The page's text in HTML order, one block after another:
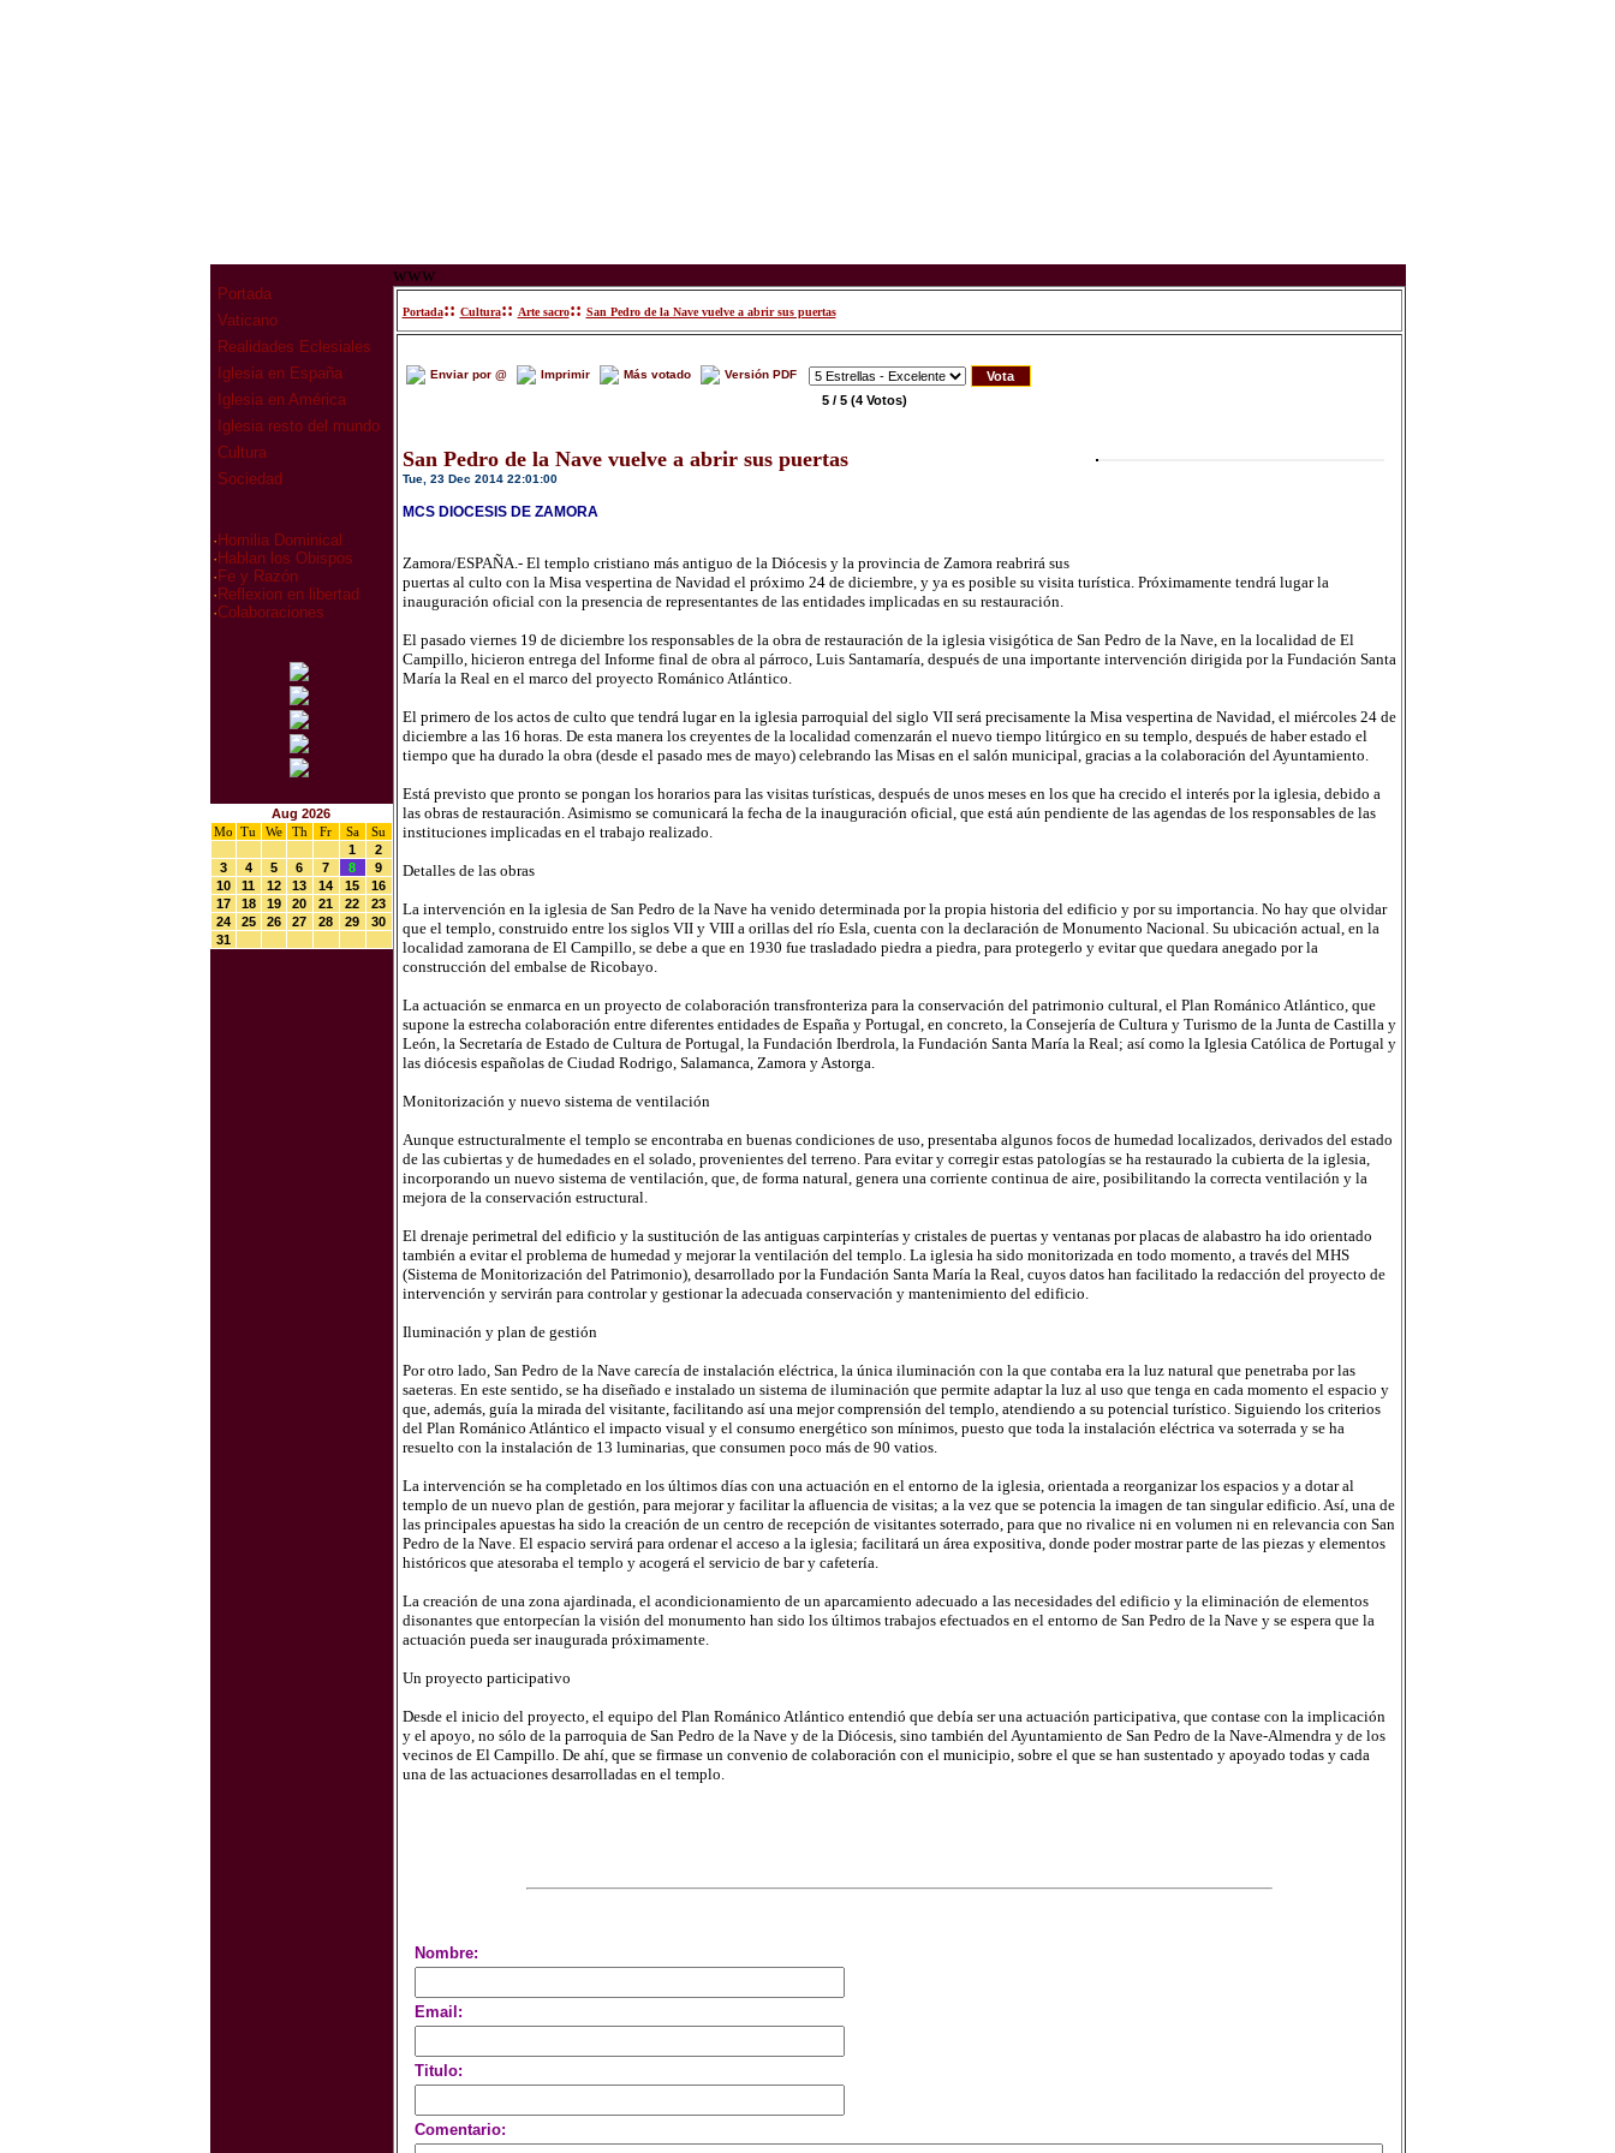
Portada
Vaticano
Realidades Eclesiales
Iglesia en España
Iglesia en América
Iglesia resto del mundo
Cultura
Sociedad
· Homilia Dominical
· Hablan los Obispos
· Fe y Razón
· Reflexion en libertad
·Colaboraciones
Aug 2026
Mo Tu We Th Fr Sa
Su
1
2
3
4 5 6 7 8
9
10
11 12 13 14 15
16
17
18 19 20 21 22
23
24
25 26 27 28 29
30
31
www
Portada:: Cultura:: Arte sacro:: San Pedro de la Nave vuelve a abrir sus puertas
Enviar por @ Imprimir Más votado Versión PDF
5 / 5 (4 Votos)
San Pedro de la Nave vuelve a abrir sus puertas
Tue, 23 Dec 2014 22:01:00
MCS DIOCESIS DE ZAMORA
Zamora/ESPAÑA.- El templo cristiano más antiguo de la Diócesis y la provincia de Zamora reabrirá sus
puertas al culto con la Misa vespertina de Navidad el próximo 24 de diciembre, y ya es posible su visita turística. Próximamente tendrá lugar la
inauguración oficial con la presencia de representantes de las entidades implicadas en su restauración.
El pasado viernes 19 de diciembre los responsables de la obra de restauración de la iglesia visigótica de San Pedro de la Nave, en la localidad de El
Campillo, hicieron entrega del Informe final de obra al párroco, Luis Santamaría, después de una importante intervención dirigida por la Fundación Santa
María la Real en el marco del proyecto Románico Atlántico.
El primero de los actos de culto que tendrá lugar en la iglesia parroquial del siglo VII será precisamente la Misa vespertina de Navidad, el miércoles 24 de
diciembre a las 16 horas. De esta manera los creyentes de la localidad comenzarán el nuevo tiempo litúrgico en su templo, después de haber estado el
tiempo que ha durado la obra (desde el pasado mes de mayo) celebrando las Misas en el salón municipal, gracias a la colaboración del Ayuntamiento.
Está previsto que pronto se pongan los horarios para las visitas turísticas, después de unos meses en los que ha crecido el interés por la iglesia, debido a
las obras de restauración. Asimismo se comunicará la fecha de la inauguración oficial, que está aún pendiente de las agendas de los responsables de las
instituciones implicadas en el trabajo realizado.
Detalles de las obras
La intervención en la iglesia de San Pedro de la Nave ha venido determinada por la propia historia del edificio y por su importancia. No hay que olvidar
que el templo, construido entre los siglos VII y VIII a orillas del río Esla, cuenta con la declaración de Monumento Nacional. Su ubicación actual, en la
localidad zamorana de El Campillo, se debe a que en 1930 fue trasladado piedra a piedra, para protegerlo y evitar que quedara anegado por la
construcción del embalse de Ricobayo.
La actuación se enmarca en un proyecto de colaboración transfronteriza para la conservación del patrimonio cultural, el Plan Románico Atlántico, que
supone la estrecha colaboración entre diferentes entidades de España y Portugal, en concreto, la Consejería de Cultura y Turismo de la Junta de Castilla y
León, la Secretaría de Estado de Cultura de Portugal, la Fundación Iberdrola, la Fundación Santa María la Real; así como la Iglesia Católica de Portugal y
las diócesis españolas de Ciudad Rodrigo, Salamanca, Zamora y Astorga.
Monitorización y nuevo sistema de ventilación
Aunque estructuralmente el templo se encontraba en buenas condiciones de uso, presentaba algunos focos de humedad localizados, derivados del estado
de las cubiertas y de humedades en el solado, provenientes del terreno. Para evitar y corregir estas patologías se ha restaurado la cubierta de la iglesia,
incorporando un nuevo sistema de ventilación, que, de forma natural, genera una corriente continua de aire, posibilitando la correcta ventilación y la
mejora de la conservación estructural.
El drenaje perimetral del edificio y la sustitución de las antiguas carpinterías y cristales de puertas y ventanas por placas de alabastro ha ido orientado
también a evitar el problema de humedad y mejorar la ventilación del templo. La iglesia ha sido monitorizada en todo momento, a través del MHS
(Sistema de Monitorización del Patrimonio), desarrollado por la Fundación Santa María la Real, cuyos datos han facilitado la redacción del proyecto de
intervención y servirán para controlar y gestionar la adecuada conservación y mantenimiento del edificio.
Iluminación y plan de gestión
Por otro lado, San Pedro de la Nave carecía de instalación eléctrica, la única iluminación con la que contaba era la luz natural que penetraba por las
saeteras. En este sentido, se ha diseñado e instalado un sistema de iluminación que permite adaptar la luz al uso que tenga en cada momento el espacio y
que, además, guía la mirada del visitante, facilitando así una mejor comprensión del templo, atendiendo a su potencial turístico. Siguiendo los criterios
del Plan Románico Atlántico el impacto visual y el consumo energético son mínimos, puesto que toda la instalación eléctrica va soterrada y se ha
resuelto con la instalación de 13 luminarias, que consumen poco más de 90 vatios.
La intervención se ha completado en los últimos días con una actuación en el entorno de la iglesia, orientada a reorganizar los espacios y a dotar al
templo de un nuevo plan de gestión, para mejorar y facilitar la afluencia de visitas; a la vez que se potencia la imagen de tan singular edificio. Así, una de
las principales apuestas ha sido la creación de un centro de recepción de visitantes soterrado, para que no rivalice ni en volumen ni en relevancia con San
Pedro de la Nave. El espacio servirá para ordenar el acceso a la iglesia; facilitará un área expositiva, donde poder mostrar parte de las piezas y elementos
históricos que atesoraba el templo y acogerá el servicio de bar y cafetería.
La creación de una zona ajardinada, el acondicionamiento de un aparcamiento adecuado a las necesidades del edificio y la eliminación de elementos
disonantes que entorpecían la visión del monumento han sido los últimos trabajos efectuados en el entorno de San Pedro de la Nave y se espera que la
actuación pueda ser inaugurada próximamente.
Un proyecto participativo
Desde el inicio del proyecto, el equipo del Plan Románico Atlántico entendió que debía ser una actuación participativa, que contase con la implicación
y el apoyo, no sólo de la parroquia de San Pedro de la Nave y de la Diócesis, sino también del Ayuntamiento de San Pedro de la Nave-Almendra y de los
vecinos de El Campillo. De ahí, que se firmase un convenio de colaboración con el municipio, sobre el que se han sustentado y apoyado todas y cada
una de las actuaciones desarrolladas en el templo.
Nombre:
Email:
Titulo:
Comentario: